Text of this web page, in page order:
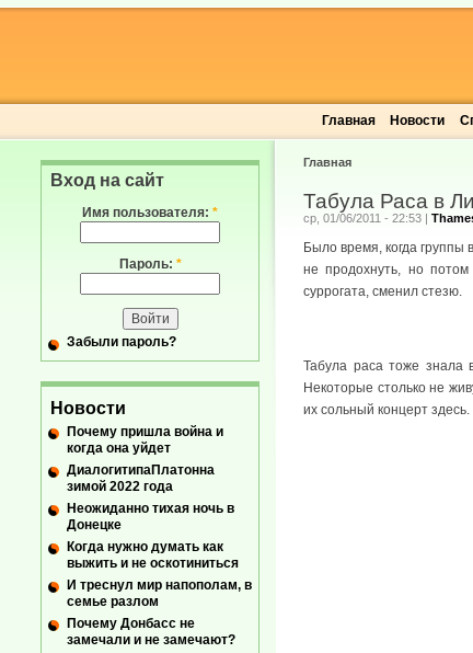
Главная Новости
Главная
Табула Раса в
ср, 01/06/2011 - 22:53 |
Было время, когда
не продохнуть, но потом
суррогата, сменил стезю.
Табула раса тоже знала
Некоторые столько не
их сольный концерт здесь.
Вход на сайт
Имя пользователя: *
Пароль: *
Забыли пароль?
Новости
Почему пришла война и
когда она уйдет
ДиалогитипаПлатонна
зимой 2022 года
Неожиданно тихая ночь в
Донецке
Когда нужно думать как
выжить и не оскотиниться
И треснул мир напополам, в
семье разлом
Почему Донбасс не
замечали и не замечают?